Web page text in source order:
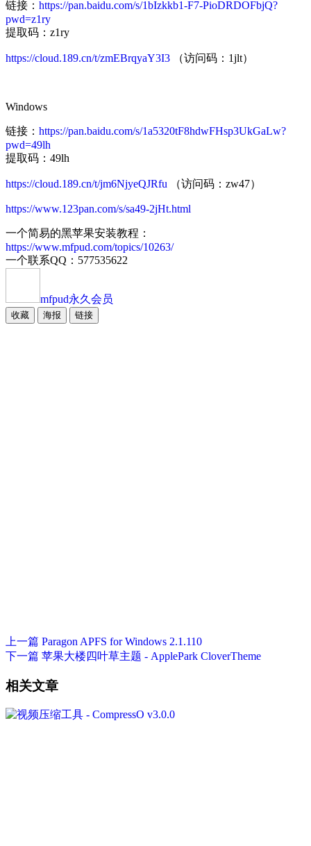
链接： https://pan.baidu.com/s/1bIzkkb1-F7-PioDRDOFbjQ?
pwd=z1ry
提取码：z1ry
https://cloud.189.cn/t/zmEBrqyaY3I3 （访问码：1jlt）
Windows
链接： https://pan.baidu.com/s/1a5320tF8hdwFHsp3UkGaLw?
pwd=49lh
提取码：49lh
https://cloud.189.cn/t/jm6NjyeQJRfu （访问码：zw47）
https://www.123pan.com/s/sa49-2jHt.html
一个简易的黑苹果安装教程：
https://www.mfpud.com/topics/10263/
一个联系QQ：577535622
mfpud永久会员
收藏 海报 链接
上一篇 Paragon APFS for Windows 2.1.110
下一篇 苹果大楼四叶草主题 - ApplePark CloverTheme
相关文章